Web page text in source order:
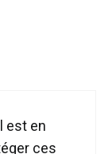
est en
ces